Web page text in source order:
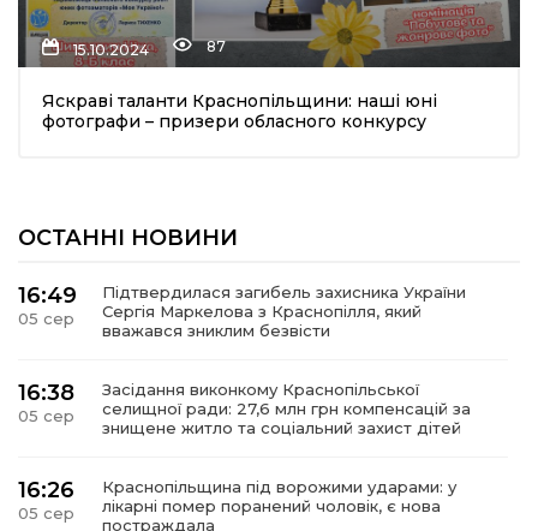
15.10.2024 87
Яскраві таланти Краснопільщини: наші юні
фотографи – призери обласного конкурсу
ОСТАННІ НОВИНИ
16:49
05 сер
Підтвердилася загибель захисника України
Сергія Маркелова з Краснопілля, який
вважався зниклим безвісти
16:38
05 сер
Засідання виконкому Краснопільської
селищної ради: 27,6 млн грн компенсацій за
знищене житло та соціальний захист дітей
16:26
05 сер
Краснопільщина під ворожими ударами: у
лікарні помер поранений чоловік, є нова
постраждала